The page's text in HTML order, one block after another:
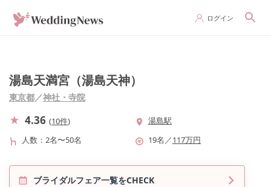
ログイン
湯島天満宮（湯島天神）
東京都／神社・寺院
4.36 (10件)
湯島駅
人数
2名〜50名 19名 ／117万円
ブライダルフェア一覧をCHECK